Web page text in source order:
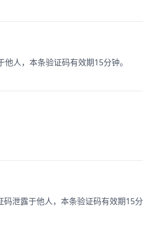
人，本条验证码有效期15分钟。
泄露于他人，本条验证码有效期15分